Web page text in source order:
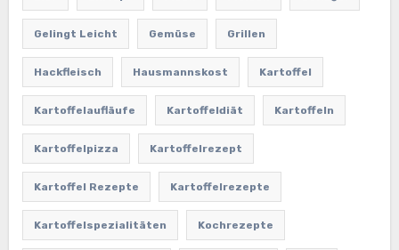
Gelingt Leicht Gemüse Grillen
Hackfleisch Hausmannskost Kartoffel
Kartoffelaufläufe Kartoffeldiät Kartoffeln
Kartoffelpizza Kartoffelrezept
Kartoffel Rezepte Kartoffelrezepte
Kartoffelspezialitäten Kochrezepte